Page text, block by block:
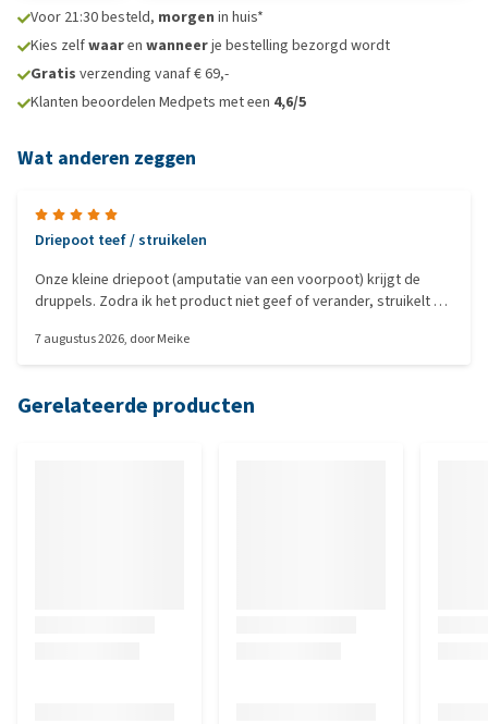
Voor 21:30 besteld, morgen in huis*
Kies zelfwaaren wanneerje bestelling bezorgd wordt
Gratis verzending vanaf € 69,-
Klanten beoordelen Medpets met een 4,6/5
Wat anderen zeggen
Driepoot teef / struikelen
Onze kleine driepoot (amputatie van een voorpoot) krijgt de
druppels. Zodra ik het product niet geef of verander, struikelt ze
alcoholvrije variant zou fijn zijn. Ze eet het probleemloos door
7 augustus 2026, doorMeike
Gerelateerde producten